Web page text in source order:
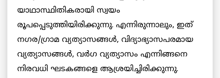
യാഥാസ്ഥിതികരായി സ്വയം
രൂപപ്പെടുത്തിയിരിക്കുന്നു. എന്നിരുന്നാലും, ഇത്
നഗര/ഗ്രാമ വ്യത്യാസങ്ങൾ, വിദ്യാഭ്യാസപരമായ
വ്യത്യാസങ്ങൾ, വർഗ വ്യത്യാസം എന്നിങ്ങനെ
നിരവധി ഘടകങ്ങളെ ആശ്രയിച്ചിരിക്കുന്നു.